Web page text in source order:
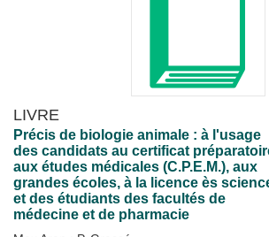
LIVRE
Précis de biologie animale : à l'usage
des candidats au certificat
aux études médicales (C.P.E.M.), aux
grandes écoles, à la licence ès
et des étudiants des facultés de
médecine et de pharmacie